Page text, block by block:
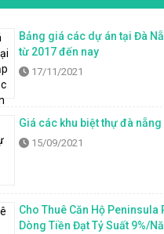
Bảng giá các dự án tại Đà
từ 2017 đến nay
17/11/2021
Giá các khu biệt thự đà nẵng
15/09/2021
Cho Thuê Căn Hộ Peninsula
Dòng Tiền Đạt Tỷ Suất 9%/